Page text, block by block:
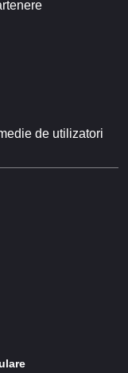
de utilizatori